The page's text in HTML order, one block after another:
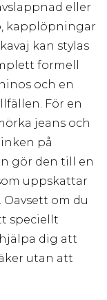
eller
kapplöpningar
kan stylas
formell
och en
För en
jeans och
på
gör den till en
uppskattar
om du
speciellt
dig att
utan att